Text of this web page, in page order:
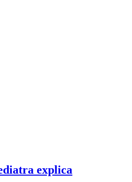
explica